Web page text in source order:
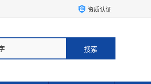
资质认证